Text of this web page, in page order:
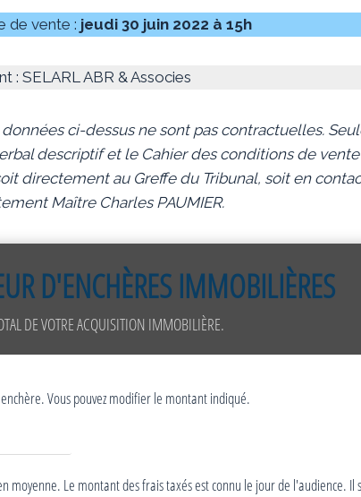
de vente : jeudi 30 juin 2022 à 15h
: SELARL ABR & Associes
ci-dessus ne sont pas contractuelles.
descriptif et le Cahier des conditions de
directement au Greffe du Tribunal, soit en
Maître Charles PAUMIER.
D'ENCHÈRES IMMOBILIÈRES
DE VOTRE ACQUISITION IMMOBILIÈRE.
Vous pouvez modifier le montant indiqué.
moyenne. Le montant des frais taxés est connu le jour de l'audience. Il